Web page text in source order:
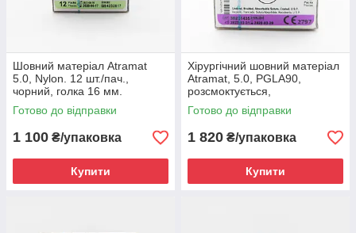
Шовний матеріал Atramat
5.0, Nylon. 12 шт./пач.,
чорний, голка 16 мм.
Готово до відправки
1 100 ₴/упаковка
Купити
Хірургічний шовний матеріал
Atramat, 5.0, PGLA90,
розсмоктується,
незабарвлений, 12 шт./уп.,
голка 16мм
Готово до відправки
1 820 ₴/упаковка
Купити